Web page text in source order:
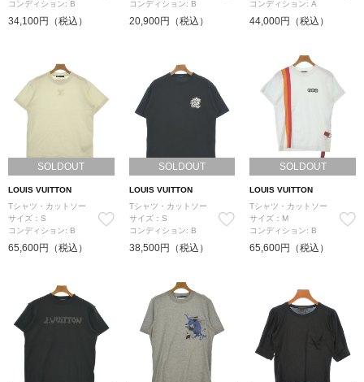
コンディション: B
34,100円（税込）
コンディション: B
20,900円（税込）
コンディション: A
44,000円（税込）
SOLDOUT
LOUIS VUITTON
Tシャツ・カットソー
サイズ：S
コンディション: B
65,600円（税込）
SOLDOUT
LOUIS VUITTON
Tシャツ・カットソー
サイズ：S
コンディション: B
38,500円（税込）
SOLDOUT
LOUIS VUITTON
Tシャツ・カットソー
サイズ：M
コンディション: B
65,600円（税込）